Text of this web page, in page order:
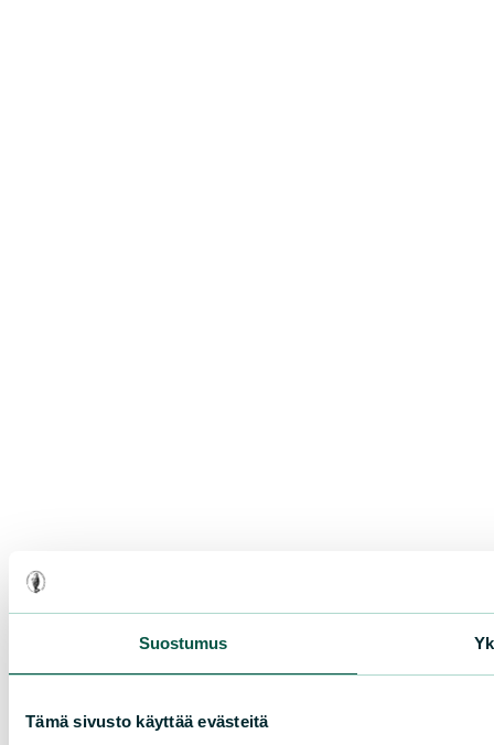
Suostumus
Tämä sivusto käyttää evästeitä